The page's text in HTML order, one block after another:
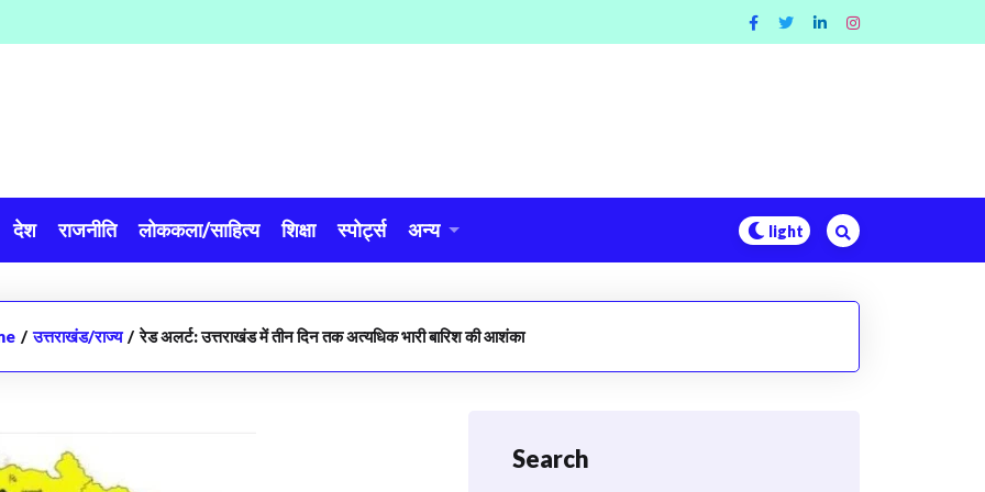
देश राजनीति लोककला/साहित्य शिक्षा स्पोर्ट्स अन्य
/ उत्तराखंड/राज्य / रेड अलर्ट: उत्तराखंड में तीन दिन तक अत्यधिक भारी बारिश की आशंका
Search